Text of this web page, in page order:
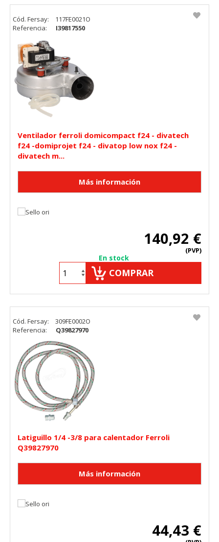
Ventilador ferroli domicompact f24 - divatech
f24 -domiprojet f24 - divatop low nox f24 -
divatech m...
140,92 €
(PVP)
En stock
COMPRAR
Cód. Fersay:
117FE0021O
Referencia:
I39817550
Latiguillo 1/4 -3/8 para calentador Ferroli
Q39827970
44,43 €
Cód. Fersay:
309FE0002O
Referencia:
Q39827970